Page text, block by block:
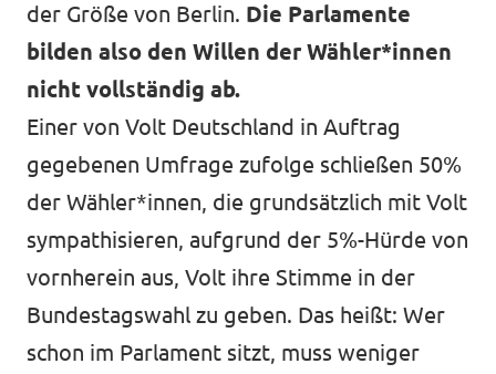
der Größe von Berlin. Die Parlamente
bilden also den Willen der Wähler*innen
nicht vollständig ab.
Einer von Volt Deutschland in Auftrag
gegebenen Umfrage zufolge schließen 50%
der Wähler*innen, die grundsätzlich mit Volt
sympathisieren, aufgrund der 5%-Hürde von
vornherein aus, Volt ihre Stimme in der
Bundestagswahl zu geben. Das heißt: Wer
schon im Parlament sitzt, muss weniger